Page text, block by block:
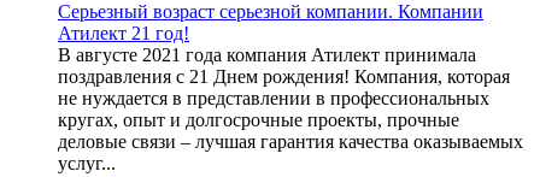
Серьезный возраст серьезной компании. Компании
Атилект 21 год!
В августе 2021 года компания Атилект принимала
поздравления с 21 Днем рождения! Компания, которая
не нуждается в представлении в профессиональных
кругах, опыт и долгосрочные проекты, прочные
деловые связи – лучшая гарантия качества оказываемых
услуг...